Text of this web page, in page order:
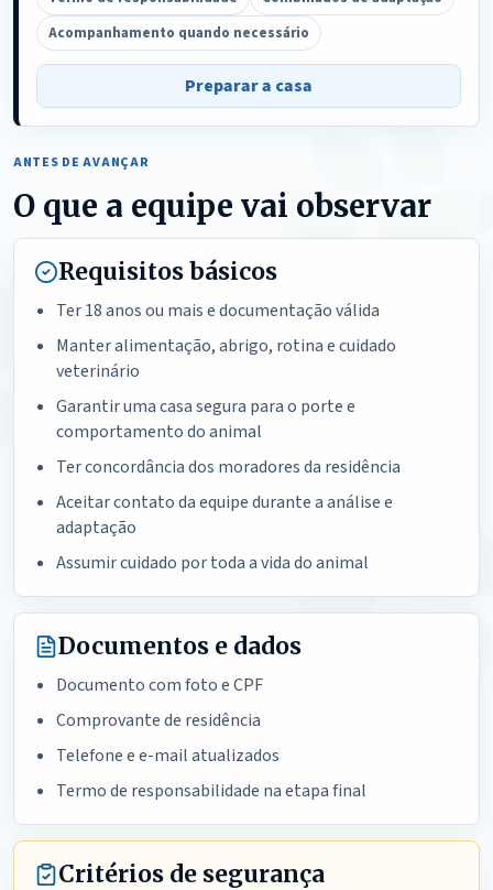
Acompanhamento quando necessário
Preparar a casa
ANTES DE AVANÇAR
O que a equipe vai observar
Requisitos básicos
Ter 18 anos ou mais e documentação válida
Manter alimentação, abrigo, rotina e cuidado
veterinário
Garantir uma casa segura para o porte e
comportamento do animal
Ter concordância dos moradores da residência
Aceitar contato da equipe durante a análise e
adaptação
Assumir cuidado por toda a vida do animal
Documentos e dados
Documento com foto e CPF
Comprovante de residência
Telefone e e-mail atualizados
Termo de responsabilidade na etapa final
Critérios de segurança